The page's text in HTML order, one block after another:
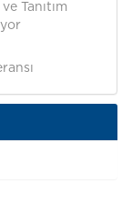
Tanıtım
Coşkulu Bir